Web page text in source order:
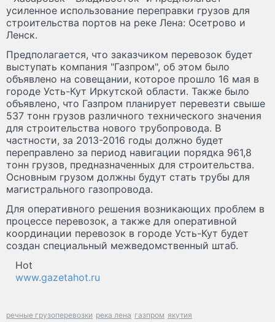
усиленное использование переправки грузов для
строительства портов на реке Лена: Осетрово и
Ленск.
Предполагается, что заказчиком перевозок будет
выступать компания "Газпром", об этом было
объявлено на совещании, которое прошло 16 мая в
городе Усть-Кут Иркутской области. Также было
объявлено, что Газпром планирует перевезти свыше
537 тонн грузов различного технического значения
для строительства нового трубопровода. В
частности, за 2013-2016 годы должно будет
переправлено за период навигации порядка 961,8
тонн грузов, предназначенных для строительства.
Основным грузом должны будут стать трубы для
магистрального газопровода.
Для оперативного решения возникающих проблем в
процессе перевозок, а также для оперативной
координации перевозок в городе Усть-Кут будет
создан специальный межведомственный штаб.
Hot
www.gazetahot.ru
речные грузоперевозки река лена газпром якутия